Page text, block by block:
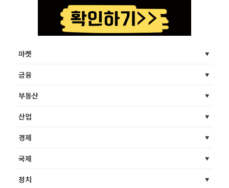
마켓
금융
부동산
산업
경제
국제
정치